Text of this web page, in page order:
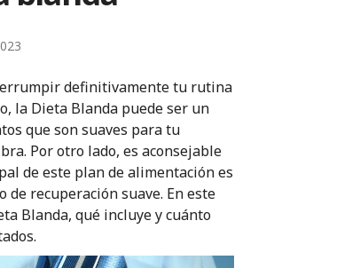
definitivamente tu rutina
la Dieta Blanda puede ser un
que son suaves para tu
Por otro lado, es aconsejable
de este plan de alimentación es
recuperación suave. En este
Blanda, qué incluye y cuánto